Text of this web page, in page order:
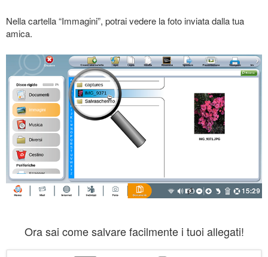
Nella cartella “Immagini”, potrai vedere la foto inviata dalla tua
amica.
Ora sai come salvare facilmente i tuoi allegati!